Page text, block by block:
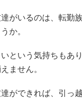
がいるのは、転勤
か。
という気持ちもあ
ません。
ができれば、引っ